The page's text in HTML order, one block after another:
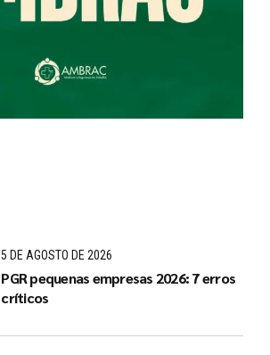
5 DE AGOSTO DE 2026
PGR pequenas empresas 2026: 7 erros
críticos